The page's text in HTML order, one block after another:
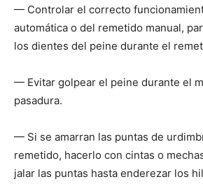
— Controlar el correcto
automática o del remetido manual,
los dientes del peine durante el
— Evitar golpear el peine durante el
pasadura.
— Si se amarran las puntas de
remetido, hacerlo con cintas o
jalar las puntas hasta enderezar los